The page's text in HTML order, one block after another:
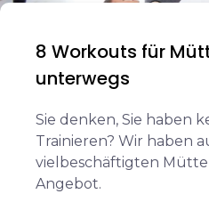
8 Workouts für
unterwegs
Sie denken, Sie haben
Trainieren? Wir haben
vielbeschäftigten
Angebot.